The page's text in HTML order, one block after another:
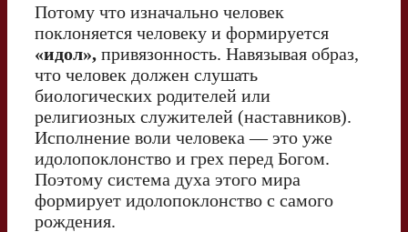
Потому что изначально человек
поклоняется человеку и формируется
«идол», привязонность. Навязывая образ,
что человек должен слушать
биологических родителей или
религиозных служителей (наставников).
Исполнение воли человека — это уже
идолопоклонство и грех перед Богом.
Поэтому система духа этого мира
формирует идолопоклонство с самого
рождения.